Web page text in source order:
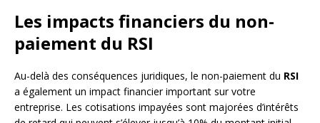
Les impacts financiers du non-
paiement du RSI
Au-delà des conséquences juridiques, le non-paiement du RSI
a également un impact financier important sur votre
entreprise. Les cotisations impayées sont majorées d’intérêts